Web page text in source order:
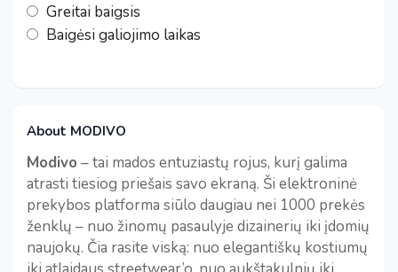
Greitai baigsis
Baigėsi galiojimo laikas
About MODIVO
Modivo – tai mados entuziastų rojus, kurį galima
atrasti tiesiog priešais savo ekraną. Ši elektroninė
prekybos platforma siūlo daugiau nei 1000 prekės
ženklų – nuo žinomų pasaulyje dizainerių iki įdomių
naujokų. Čia rasite viską: nuo elegantiškų kostiumų